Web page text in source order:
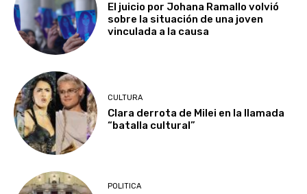
El juicio por Johana Ramallo volvió
sobre la situación de una joven
vinculada a la causa
CULTURA
Clara derrota de Milei en la llamada
“batalla cultural”
POLITICA